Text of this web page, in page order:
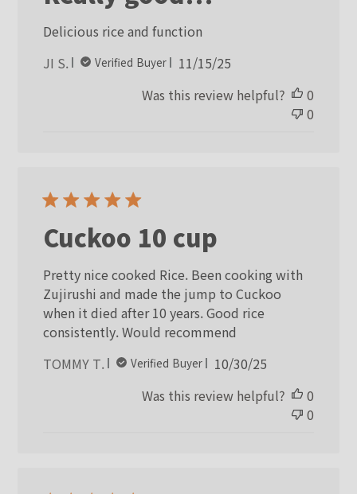
Delicious rice and function
JI S.
Verified Buyer
Published
11/15/25
Was this review helpful?
0
0
Cuckoo 10 cup
Pretty nice cooked Rice. Been cooking with
Zujirushi and made the jump to Cuckoo
when it died after 10 years. Good rice
consistently. Would recommend
TOMMY T.
Verified Buyer
Published
10/30/25
Was this review helpful?
0
0